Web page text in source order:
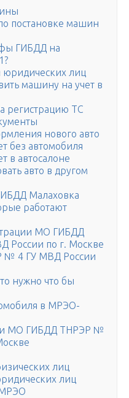
постановке машин
ГИБДД на
юридических лиц
машину на учет в
регистрацию ТС
нового авто
без автомобиля
в автосалоне
авто в другом
Малаховка
работают
МО ГИБДД
России по г. Москве
4 ГУ МВД России
нужно что бы
в МРЭО-
МО ГИБДД ТНРЭР №
лиц
лиц